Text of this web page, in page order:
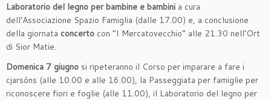
Laboratorio del legno per bambine e bambini a cura
dell’Associazione Spazio Famiglia (dalle 17.00) e, a conclusione
della giornata concerto con “I Mercatovecchio” alle 21.30 nell’Ort
di Sior Matie.
Domenica 7 giugno si ripeteranno il Corso per imparare a fare i
cjarsòns (alle 10.00 e alle 16.00), la Passeggiata per famiglie per
riconoscere fiori e foglie (alle 11.00), il Laboratorio del legno per